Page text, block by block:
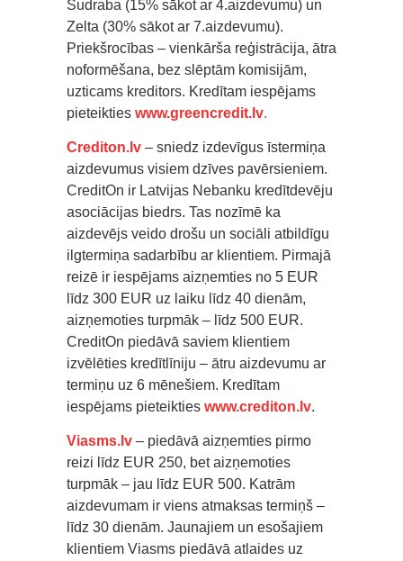
Sudraba (15% sākot ar 4.aizdevumu) un
Zelta (30% sākot ar 7.aizdevumu).
Priekšrocības – vienkārša reģistrācija, ātra
noformēšana, bez slēptām komisijām,
uzticams kreditors. Kredītam iespējams
pieteikties www.greencredit.lv.
Crediton.lv – sniedz izdevīgus īstermiņa
aizdevumus visiem dzīves pavērsieniem.
CreditOn ir Latvijas Nebanku kredītdevēju
asociācijas biedrs. Tas nozīmē ka
aizdevējs veido drošu un sociāli atbildīgu
ilgtermiņa sadarbību ar klientiem. Pirmajā
reizē ir iespējams aizņemties no 5 EUR
līdz 300 EUR uz laiku līdz 40 dienām,
aizņemoties turpmāk – līdz 500 EUR.
CreditOn piedāvā saviem klientiem
izvēlēties kredītlīniju – ātru aizdevumu ar
termiņu uz 6 mēnešiem. Kredītam
iespējams pieteikties www.crediton.lv.
Viasms.lv – piedāvā aizņemties pirmo
reizi līdz EUR 250, bet aizņemoties
turpmāk – jau līdz EUR 500. Katrām
aizdevumam ir viens atmaksas termiņš –
līdz 30 dienām. Jaunajiem un esošajiem
klientiem Viasms piedāvā atlaides uz